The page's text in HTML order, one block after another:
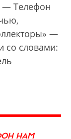
— Телефон
—
со словами:
НАМ